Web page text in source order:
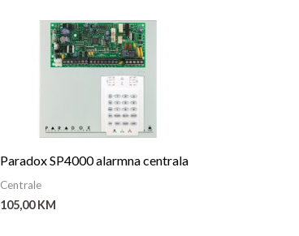
Paradox SP4000 alarmna centrala
Centrale
105,00KM